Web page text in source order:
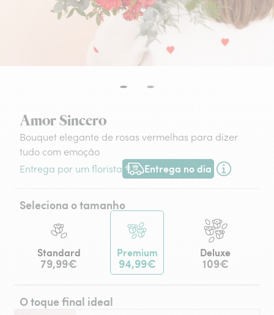
Amor Sincero
Bouquet elegante de rosas vermelhas para dizer
tudo com emoção
Entrega por um florista
Entrega no dia
Entrega hoje ou na data à tua
Seleciona o tamanho
Standard
79,99€
Premium
94,99€
Deluxe
109€
O toque final ideal